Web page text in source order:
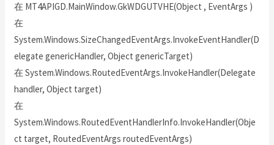
在 MT4APIGD.MainWindow.GkWDGUTVHE(Object , EventArgs )
在
System.Windows.SizeChangedEventArgs.InvokeEventHandler(D
elegate genericHandler, Object genericTarget)
在 System.Windows.RoutedEventArgs.InvokeHandler(Delegate
handler, Object target)
在
System.Windows.RoutedEventHandlerInfo.InvokeHandler(Obje
ct target, RoutedEventArgs routedEventArgs)